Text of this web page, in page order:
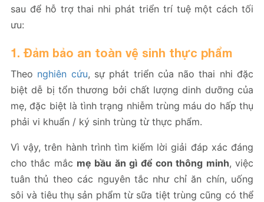
sau để hỗ trợ thai nhi phát triển trí tuệ một cách tối
ưu:
1. Đảm bảo an toàn vệ sinh thực phẩm
Theo nghiên cứu, sự phát triển của não thai nhi đặc
biệt dễ bị tổn thương bởi chất lượng dinh dưỡng của
mẹ, đặc biệt là tình trạng nhiễm trùng máu do hấp thụ
phải vi khuẩn / ký sinh trùng từ thực phẩm.
Vì vậy, trên hành trình tìm kiếm lời giải đáp xác đáng
cho thắc mắc mẹ bầu ăn gì để con thông minh, việc
tuân thủ theo các nguyên tắc như chỉ ăn chín, uống
sôi và tiêu thụ sản phẩm từ sữa tiệt trùng cũng có thể